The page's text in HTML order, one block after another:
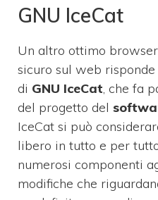
GNU IceCat
Un altro ottimo
sicuro sul web
di GNU IceCat, che fa
del progetto del
IceCat si può
libero in tutto e per
numerosi componenti
modifiche che